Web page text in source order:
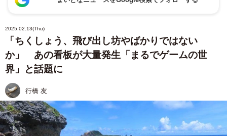
2025.02.13(Thu)
「ちくしょう、飛び出し坊やばかりではない
か」 あの看板が大量発生「まるでゲームの世
界」と話題に
行橋 友